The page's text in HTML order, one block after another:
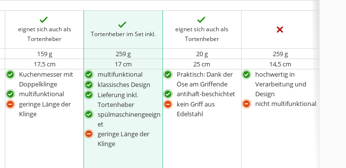
eignet sich auch als
Tortenheber
Tortenheber im Set inkl.
eignet sich auch als
Tortenheber
159 g 259 g 20 g
259 g
17,5 cm 17 cm 25 cm 14,5 cm
Kuchenmesser mit
Doppelklinge
multifunktional
geringe Länge der
Klinge
multifunktional
klassisches Design
Lieferung inkl.
Tortenheber
spülmaschinengeeign
et
geringe Länge der
Klinge
Praktisch: Dank der
Öse am Griffende
antihaft-beschichtet
kein Griff aus
Edelstahl
hochwertig in
Verarbeitung und
Design
nicht multifunktional